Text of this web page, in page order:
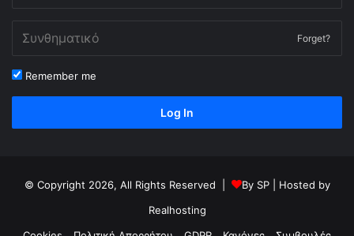
Forget?
Remember me
Log In
© Copyright 2026, All Rights Reserved | By SP| Hosted by
Realhosting